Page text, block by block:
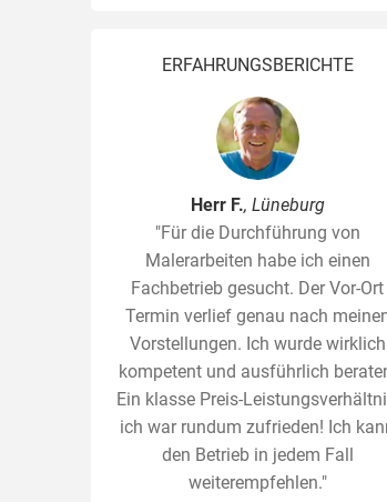
ERFAHRUNGSBERICHTE
Herr F., Lüneburg
"Für die Durchführung von
Malerarbeiten habe ich einen
Fachbetrieb gesucht. Der Vor-Ort
Termin verlief genau nach
Vorstellungen. Ich wurde wirklich
kompetent und ausführlich
Ein klasse Preis-
ich war rundum zufrieden! Ich
den Betrieb in jedem Fall
weiterempfehlen."